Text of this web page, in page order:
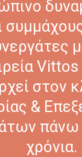
στον
&
πάνω
χρόνια.